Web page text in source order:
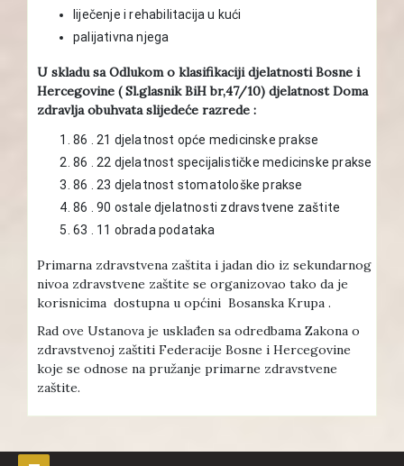
liječenje i rehabilitacija u kući
palijativna njega
U skladu sa Odlukom o klasifikaciji djelatnosti Bosne i
Hercegovine ( Sl.glasnik BiH br,47/10) djelatnost Doma
zdravlja obuhvata slijedeće razrede :
86 . 21 djelatnost opće medicinske prakse
86 . 22 djelatnost specijalističke medicinske prakse
86 . 23 djelatnost stomatološke prakse
86 . 90 ostale djelatnosti zdravstvene zaštite
63 . 11 obrada podataka
Primarna zdravstvena zaštita i jadan dio iz sekundarnog
nivoa zdravstvene zaštite se organizovao tako da je
korisnicima dostupna u općini Bosanska Krupa .
Rad ove Ustanova je usklađen sa odredbama Zakona o
zdravstvenoj zaštiti Federacije Bosne i Hercegovine
koje se odnose na pružanje primarne zdravstvene
zaštite.